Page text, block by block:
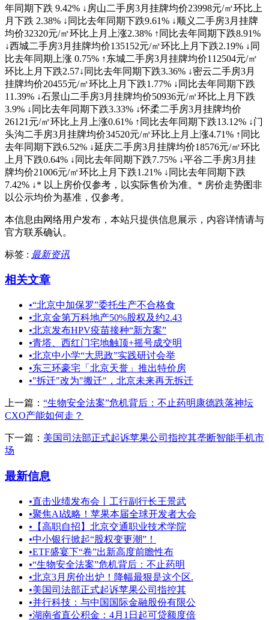
年同期下跌 9.42% ↓房山二手房3月挂牌均价23998元/㎡环比上
月下跌 2.38% ↓同比去年同期下跌9.61% ↓顺义二手房3月挂牌
均价32320元/㎡环比上月上涨2.38% ↑同比去年同期下跌8.91%
↓西城二手房3月挂牌均价135152元/㎡环比上月下跌2.19% ↓同
比去年同期上涨 0.75% ↑东城二手房3月挂牌均价112504元/㎡
环比上月下跌2.57↓同比去年同期下跌3.36% ↓密云二手房3月
挂牌均价20455元/㎡环比上月下跌1.77% ↓同比去年同期下跌
11.39% ↓石景山二手房3月挂牌均价50936元/㎡环比上月下跌
3.9% ↓同比去年同期下跌3.33% ↓怀柔二手房3月挂牌均价
26121元/㎡环比上月上涨0.61% ↑同比去年同期下跌13.12% ↓门
头沟二手房3月挂牌均价34520元/㎡环比上月上涨4.71% ↑同比
去年同期下跌6.52% ↓延庆二手房3月挂牌均价18576元/㎡环比
上月下跌0.64% ↓同比去年同期下跌7.75% ↓平谷二手房3月挂
牌均价21006元/㎡环比上月下跌1.21% ↓同比去年同期下跌
7.42% ↓* 以上房价仅参考，以实际售价为准。* 房价走势图非
以公示均价为基准，仅参考。
本信息由网络用户发布， 本站只提供信息展示，内容详情请与
官方联系确认。
标签 : 最新资讯
相关文章
•“北京中加保罗”委托生产不合格食
•北京金第万科地产50%股权及约2.43
•北京发布HPV疫苗接种“新方案”
•青塔、西红门宅地触顶+摇号成交明
•北京中小学“大思政”实践研讨会举
•东三环豪宅「北京天誉」推出特价房
•"拆迁"改为"搬迁"，北京未来再无拆迁
上一篇： “生物安全法案”危机背后：不止药明康德跌落神坛
CXO产能如何走？
下一篇： 美国司法部正式起诉苹果公司指控其垄断智能手机市
场
最新信息
•直击业绩发布会丨工行副行长王景武
•聚焦AI战略！苹果本届全球开发者大会
• 【高职自招】北京交通职业技术学院
•中小银行掀起“股权变更潮”！
•ETF盛宴下“卷”出新高度前瞻性布
•“生物安全法案”危机背后：不止药明
•北京3月房价出炉！降幅最狠是这个区.
•美国司法部正式起诉苹果公司指控其
•并行科技：与中国国际金融股份有限公
•湖南省直公积金：4月1日起可贷额度倍